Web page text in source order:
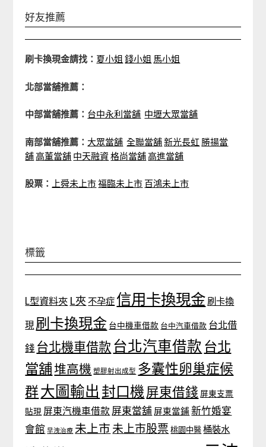
好友推薦
刷卡換現金請找： 夏小姐 錢小姐 馬小姐
北部當舖推薦：
中部當舖推薦： 台中永利當舖 中壢大眾當舖
南部當舖推薦： 大眾當舖 全聯當舖新光長虹 勝揚當
舖高董當舖 中天融資格尚當舖高進當舖
股票： 上舜未上市福臨未上市 百鴻未上市
標籤
L型資料夾 L夾 不孕症 信用卡換現金 刷卡換
現 刷卡換現金 台中機車借款 台中汽車借款 台北借
錢 台北機車借款 台北汽車借款 台北
當舖堆高機 塑膠射出成型 多囊性卵巢症候
群大圖輸出 封口機 屏東借錢 屏東支票
貼現 屏東汽機車借款 屏東當舖 屏東當鋪 新竹婚宴
會館 早洩治療 未上市 未上市股票 桃園中醫 桶裝水